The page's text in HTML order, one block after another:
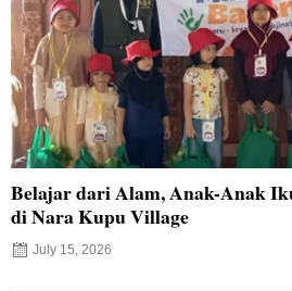
Belajar dari Alam, Anak-Anak
di Nara Kupu Village
July 15, 2026